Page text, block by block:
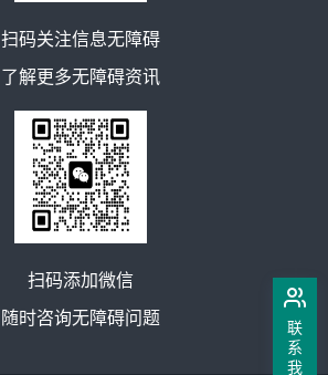
扫码关注信息无障碍
了解更多无障碍资讯
扫码添加微信
随时咨询无障碍问题
联
系
我